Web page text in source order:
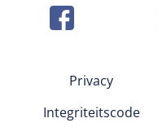
Privacy
Integriteitscode